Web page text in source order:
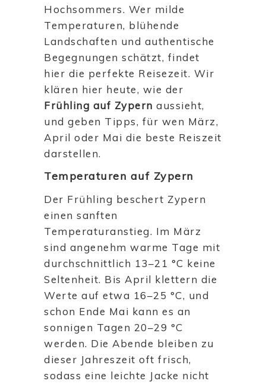
Hochsommers. Wer milde
Temperaturen, blühende
Landschaften und authentische
Begegnungen schätzt, findet
hier die perfekte Reisezeit. Wir
klären hier heute, wie der
Frühling auf Zypern aussieht,
und geben Tipps, für wen März,
April oder Mai die beste Reiszeit
darstellen.
Temperaturen auf Zypern
Der Frühling beschert Zypern
einen sanften
Temperaturanstieg. Im März
sind angenehm warme Tage mit
durchschnittlich 13–21 °C keine
Seltenheit. Bis April klettern die
Werte auf etwa 16–25 °C, und
schon Ende Mai kann es an
sonnigen Tagen 20–29 °C
werden. Die Abende bleiben zu
dieser Jahreszeit oft frisch,
sodass eine leichte Jacke nicht